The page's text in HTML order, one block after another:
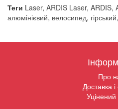
Теги Laser, ARDIS Laser, ARDIS,
алюмінієвий, велосипед, гірський,
Про
Доставка
Уцінений